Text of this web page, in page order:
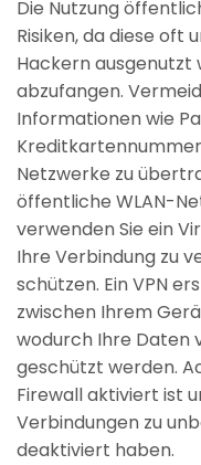
Die Nutzung
Risiken, da diese oft
Hackern ausgenutzt
abzufangen.
Informationen wie
Netzwerke zu
öffentliche WLAN-
verwenden Sie ein
Ihre Verbindung zu
schützen. Ein VPN
zwischen Ihrem
wodurch Ihre Daten
geschützt werden.
Firewall aktiviert ist
Verbindungen zu
deaktiviert haben.